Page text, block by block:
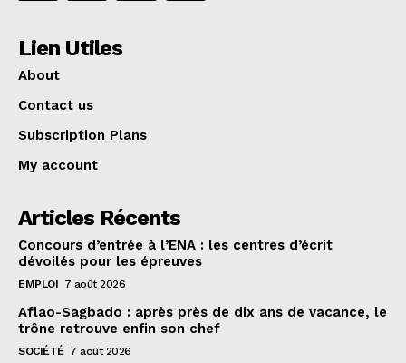
Lien Utiles
About
Contact us
Subscription Plans
My account
Articles Récents
Concours d’entrée à l’ENA : les centres d’écrit
dévoilés pour les épreuves
EMPLOI 7 août 2026
Aflao-Sagbado : après près de dix ans de vacance, le
trône retrouve enfin son chef
SOCIÉTÉ 7 août 2026